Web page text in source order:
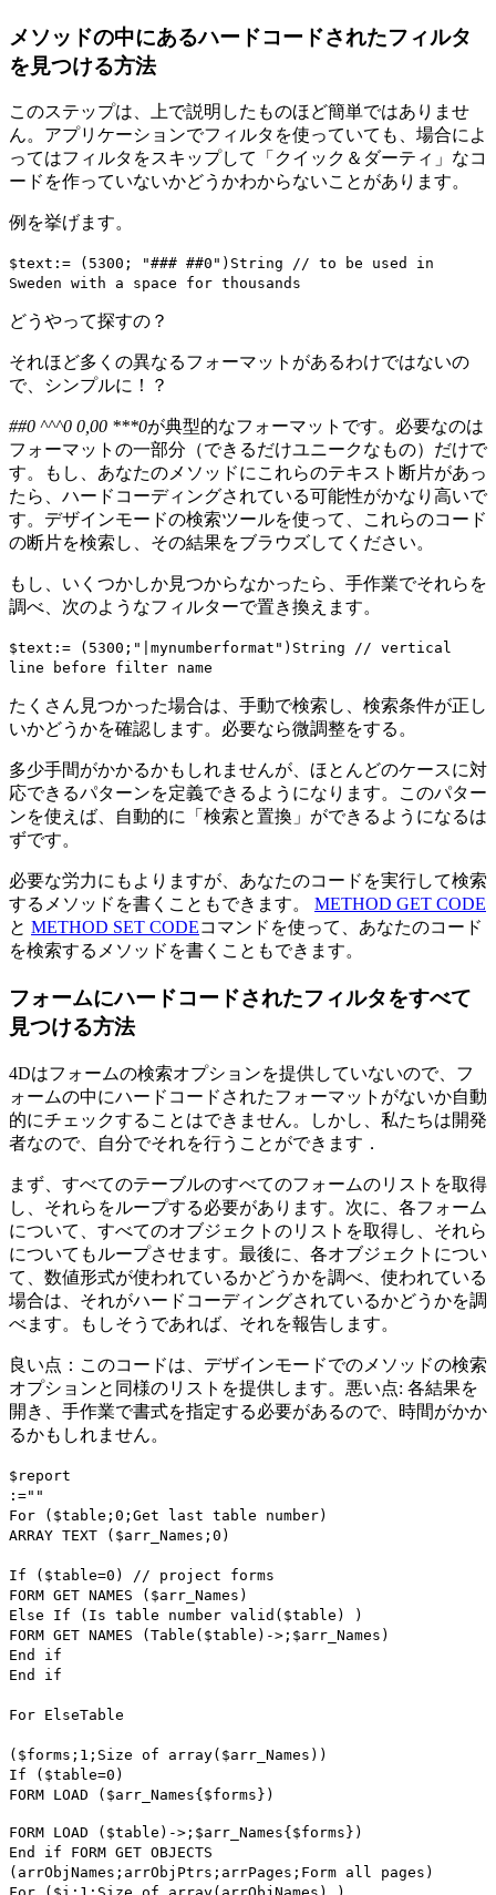
メソッドの中にあるハードコードされたフィルタ
を見つける方法
このステップは、上で説明したものほど簡単ではありませ
ん。アプリケーションでフィルタを使っていても、場合によ
ってはフィルタをスキップして「クイック＆ダーティ」なコ
ードを作っていないかどうかわからないことがあります。
例を挙げます。
$text := (5300; "### ##0") String
// to be used in
Sweden with a space for thousands
どうやって探すの？
それほど多くの異なるフォーマットがあるわけではないの
で、シンプルに！？
##0 ^^^0 0,00 ***0が典型的なフォーマットです。必要なのは
フォーマットの一部分（できるだけユニークなもの）だけで
す。もし、あなたのメソッドにこれらのテキスト断片があっ
たら、ハードコーディングされている可能性がかなり高いで
す。デザインモードの検索ツールを使って、これらのコード
の断片を検索し、その結果をブラウズしてください。
もし、いくつかしか見つからなかったら、手作業でそれらを
調べ、次のようなフィルターで置き換えます。
$text := (5300;"|mynumberformat") String
// vertical
line before filter name
たくさん見つかった場合は、手動で検索し、検索条件が正し
いかどうかを確認します。必要なら微調整をする。
多少手間がかかるかもしれませんが、ほとんどのケースに対
応できるパターンを定義できるようになります。このパター
ンを使えば、自動的に「検索と置換」ができるようになるは
ずです。
必要な労力にもよりますが、あなたのコードを実行して検索
するメソッドを書くこともできます。 METHOD GET CODE
と METHOD SET CODEコマンドを使って、あなたのコード
を検索するメソッドを書くこともできます。
フォームにハードコードされたフィルタをすべて
見つける方法
4Dはフォームの検索オプションを提供していないので、フ
ォームの中にハードコードされたフォーマットがないか自動
的にチェックすることはできません。しかし、私たちは開発
者なので、自分でそれを行うことができます．
まず、すべてのテーブルのすべてのフォームのリストを取得
し、それらをループする必要があります。次に、各フォーム
について、すべてのオブジェクトのリストを取得し、それら
についてもループさせます。最後に、各オブジェクトについ
て、数値形式が使われているかどうかを調べ、使われている
場合は、それがハードコーディングされているかどうかを調
べます。もしそうであれば、それを報告します。
良い点：このコードは、デザインモードでのメソッドの検索
オプションと同様のリストを提供します。悪い点: 各結果を
開き、手作業で書式を指定する必要があるので、時間がかか
るかもしれません。
$report
:=""
For ( $table ;0; Get last table number)
ARRAY TEXT ( $arr_Names ;0)
If ( $table=0)
// project forms
FORM GET NAMES ( $arr_Names )
Else
If ( Is table number valid ( $table ) )
FORM GET NAMES ( Table ( $table )->; $arr_Names )
End if
End if
For ElseTable
( $forms ;1; Size of array( $arr_Names ))
If ( $table=0)
FORM LOAD ( $arr_Names{ $forms })
FORM LOAD ( $table )->; $arr_Names{ $forms })
End if
FORM GET OBJECTS
( arrObjNames ; arrObjPtrs ; arrPages ; Form all pages )